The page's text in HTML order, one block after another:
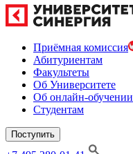
Приёмная комиссия
Абитуриентам
Факультеты
Об Университете
Об онлайн-обучении
Студентам
Поступить